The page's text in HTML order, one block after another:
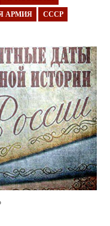
АРМИЯ СССР